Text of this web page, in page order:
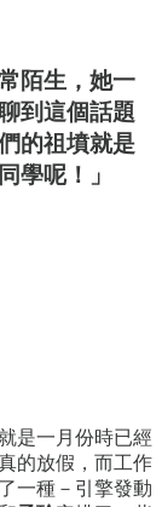
陌生，她一
到這個話題
的祖墳就是
學呢！」
是一月份時已經
的放假，而工作
一種－引擎發動